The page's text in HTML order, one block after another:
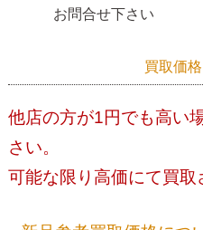
お問合せ下さい
買取価
他店の方が1円でも高い
さい。
可能な限り高価にて買取